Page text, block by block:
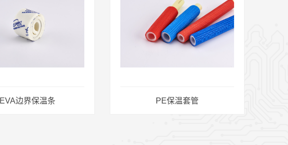
EVA边界保温条 PE保温套管